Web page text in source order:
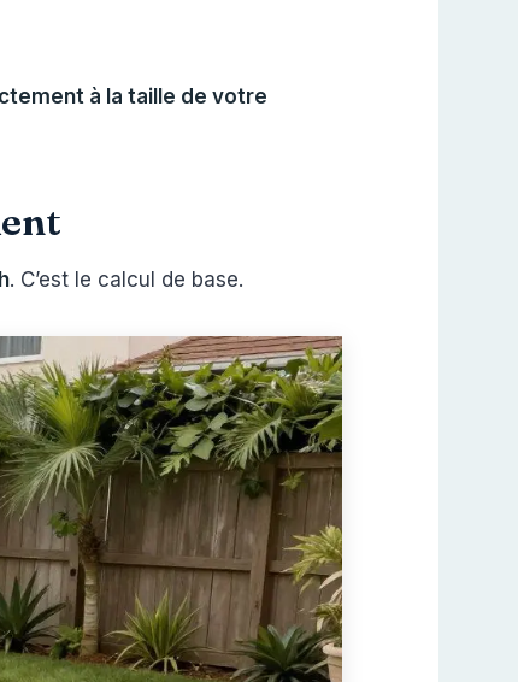
à la taille de votre
. C’est le calcul de base.